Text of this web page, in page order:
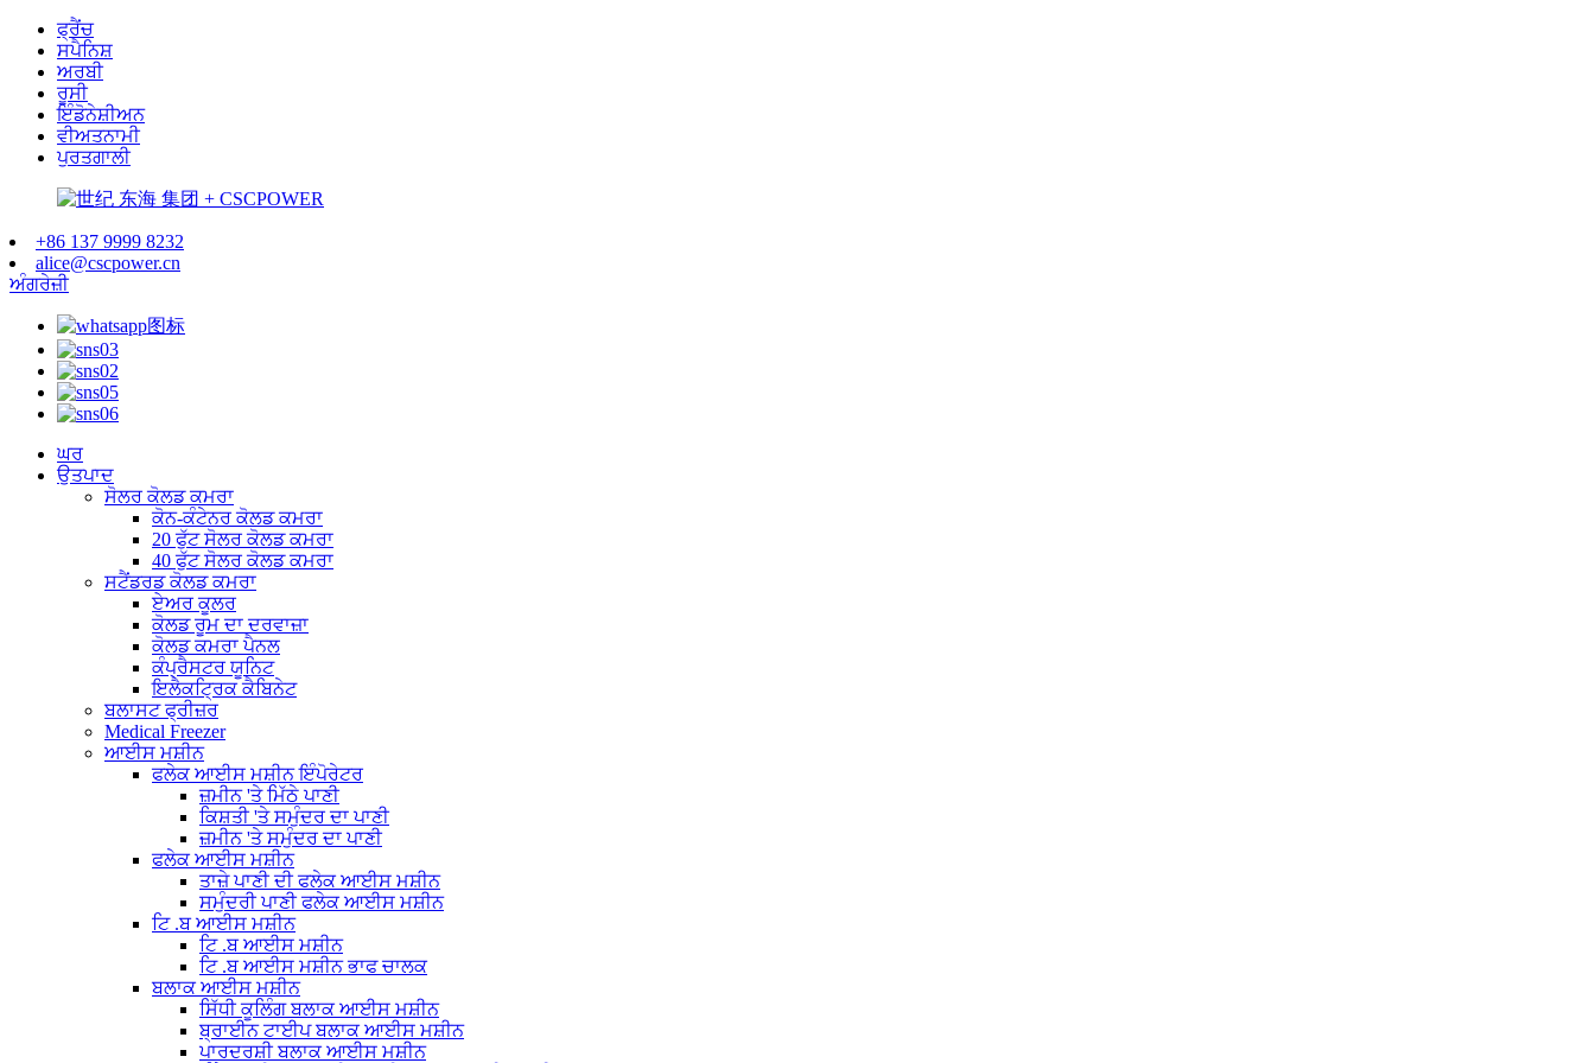
ਫ੍ਰੈਂਚ
ਸਪੈਨਿਸ਼
ਅਰਬੀ
ਰੂਸੀ
ਇੰਡੋਨੇਸ਼ੀਅਨ
ਵੀਅਤਨਾਮੀ
ਪੁਰਤਗਾਲੀ
+86 137 9999 8232
alice@cscpower.cn
ਅੰਗਰੇਜ਼ੀ
ਘਰ
ਉਤਪਾਦ
ਸੋਲਰ ਕੋਲਡ ਕਮਰਾ
ਕੋਨ-ਕੰਟੇਨਰ ਕੋਲਡ ਕਮਰਾ
20 ਫੁੱਟ ਸੋਲਰ ਕੋਲਡ ਕਮਰਾ
40 ਫੁੱਟ ਸੋਲਰ ਕੋਲਡ ਕਮਰਾ
ਸਟੈਂਡਰਡ ਕੋਲਡ ਕਮਰਾ
ਏਅਰ ਕੂਲਰ
ਕੋਲਡ ਰੂਮ ਦਾ ਦਰਵਾਜ਼ਾ
ਕੋਲਡ ਕਮਰਾ ਪੈਨਲ
ਕੰਪ੍ਰੈਸਟਰ ਯੂਨਿਟ
ਇਲੈਕਟ੍ਰਿਕ ਕੈਬਿਨੇਟ
ਬਲਾਸਟ ਫ੍ਰੀਜ਼ਰ
Medical Freezer
ਆਈਸ ਮਸ਼ੀਨ
ਫਲੇਕ ਆਈਸ ਮਸ਼ੀਨ ਇੰਪੋਰੇਟਰ
ਜ਼ਮੀਨ 'ਤੇ ਮਿੱਠੇ ਪਾਣੀ
ਕਿਸ਼ਤੀ 'ਤੇ ਸਮੁੰਦਰ ਦਾ ਪਾਣੀ
ਜ਼ਮੀਨ 'ਤੇ ਸਮੁੰਦਰ ਦਾ ਪਾਣੀ
ਫਲੇਕ ਆਈਸ ਮਸ਼ੀਨ
ਤਾਜ਼ੇ ਪਾਣੀ ਦੀ ਫਲੇਕ ਆਈਸ ਮਸ਼ੀਨ
ਸਮੁੰਦਰੀ ਪਾਣੀ ਫਲੇਕ ਆਈਸ ਮਸ਼ੀਨ
ਟਿ .ਬ ਆਈਸ ਮਸ਼ੀਨ
ਟਿ .ਬ ਆਈਸ ਮਸ਼ੀਨ
ਟਿ .ਬ ਆਈਸ ਮਸ਼ੀਨ ਭਾਫ ਚਾਲਕ
ਬਲਾਕ ਆਈਸ ਮਸ਼ੀਨ
ਸਿੱਧੀ ਕੂਲਿੰਗ ਬਲਾਕ ਆਈਸ ਮਸ਼ੀਨ
ਬ੍ਰਾਈਨ ਟਾਈਪ ਬਲਾਕ ਆਈਸ ਮਸ਼ੀਨ
ਪਾਰਦਰਸ਼ੀ ਬਲਾਕ ਆਈਸ ਮਸ਼ੀਨ